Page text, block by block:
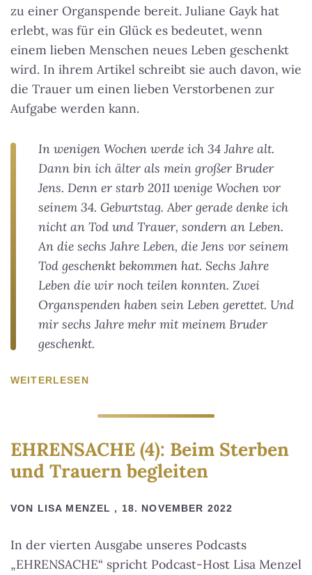
zu einer Organspende bereit. Juliane Gayk hat
erlebt, was für ein Glück es bedeutet, wenn
einem lieben Menschen neues Leben geschenkt
wird. In ihrem Artikel schreibt sie auch davon, wie
die Trauer um einen lieben Verstorbenen zur
Aufgabe werden kann.
In wenigen Wochen werde ich 34 Jahre alt.
Dann bin ich älter als mein großer Bruder
Jens. Denn er starb 2011 wenige Wochen vor
seinem 34. Geburtstag. Aber gerade denke ich
nicht an Tod und Trauer, sondern an Leben.
An die sechs Jahre Leben, die Jens vor seinem
Tod geschenkt bekommen hat. Sechs Jahre
Leben die wir noch teilen konnten. Zwei
Organspenden haben sein Leben gerettet. Und
mir sechs Jahre mehr mit meinem Bruder
geschenkt.
WEITERLESEN
EHRENSACHE (4): Beim Sterben
und Trauern begleiten
VON LISA MENZEL , 18. NOVEMBER 2022
In der vierten Ausgabe unseres Podcasts
„EHRENSACHE“ spricht Podcast-Host Lisa Menzel